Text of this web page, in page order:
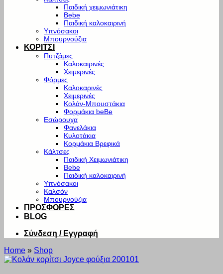
Παιδική χειμωνιάτικη
Bebe
Παιδική καλοκαιρινή
Υπνόσακοι
Μπουρνούζια
ΚΟΡΙΤΣΙ
Πυτζάμες
Καλοκαιρινές
Χειμερινές
Φόρμες
Καλοκαρινές
Χειμερινές
Κολάν-Μπουστάκια
Φορμάκια beBe
Εσώρουχα
Φανελάκια
Κυλοτάκια
Κορμάκια Βρεφικά
Κάλτσες
Παιδική Χειμωνιάτικη
Bebe
Παιδική καλοκαιρινή
Υπνόσακοι
Καλσόν
Μπουρνούζια
ΠΡΟΣΦΟΡΕΣ
BLOG
Σύνδεση / Εγγραφή
Home » Shop